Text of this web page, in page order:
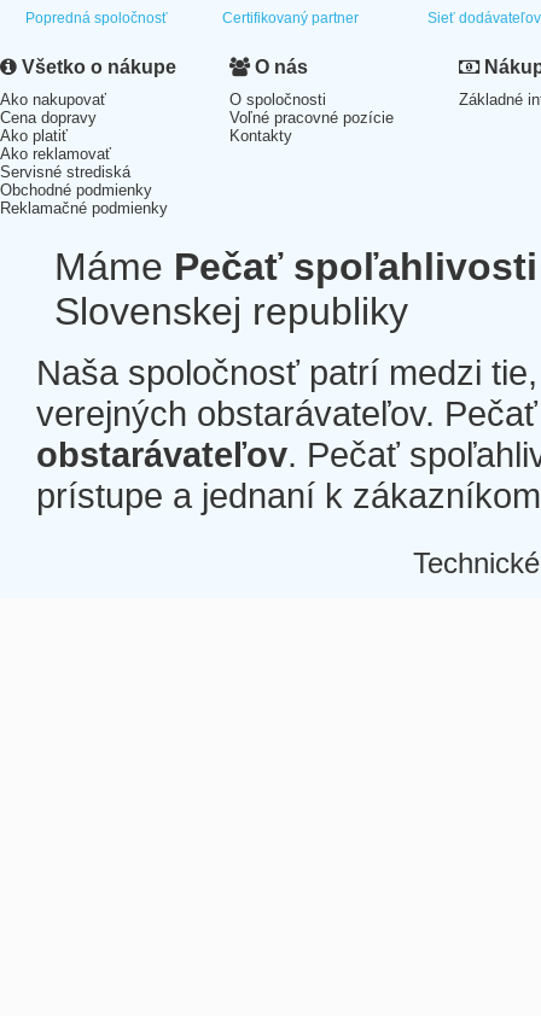
Popredná spoločnosť Certifikovaný partner Sieť dodávateľov
Všetko o nákupe
Ako nakupovať
Cena dopravy
Ako platiť
Ako reklamovať
Servisné strediská
Obchodné podmienky
Reklamačné podmienky
O nás
O spoločnosti
Voľné pracovné pozície
Kontakty
Základné
Máme Pečať spoľahlivosti
Slovenskej republiky
Naša spoločnosť patrí medzi
verejných obstarávateľov.
obstarávateľov. Pečať
prístupe a jednaní k